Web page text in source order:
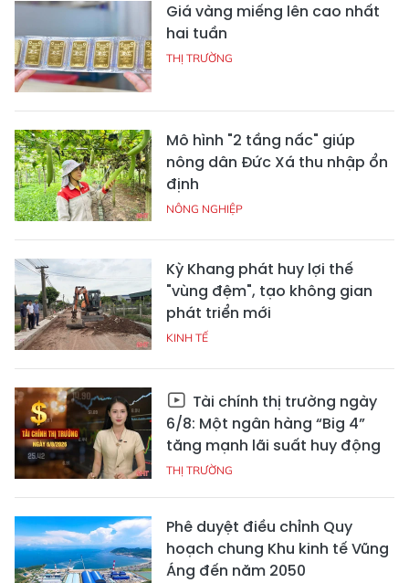
Giá vàng miếng lên cao nhất
hai tuần
THỊ TRƯỜNG
Mô hình "2 tầng nấc" giúp
nông dân Đức Xá thu nhập ổn
định
NÔNG NGHIỆP
Kỳ Khang phát huy lợi thế
"vùng đệm", tạo không gian
phát triển mới
KINH TẾ
Tài chính thị trường ngày
6/8: Một ngân hàng “Big 4”
tăng mạnh lãi suất huy động
THỊ TRƯỜNG
Phê duyệt điều chỉnh Quy
hoạch chung Khu kinh tế Vũng
Áng đến năm 2050